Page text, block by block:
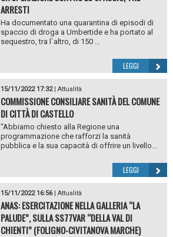
ARRESTI
Ha documentato una quarantina di episodi di
spaccio di droga a Umbertide e ha portato al
sequestro, tra l`altro, di 150 ...
LEGGI
15/11/2022 17:32| Attualità
COMMISSIONE CONSILIARE SANITÀ DEL COMUNE
DI CITTÀ DI CASTELLO
“Abbiamo chiesto alla Regione una
programmazione che rafforzi la sanità
pubblica e la sua capacità di offrire un livello...
LEGGI
15/11/2022 16:56| Attualità
ANAS: ESERCITAZIONE NELLA GALLERIA “LA
PALUDE”, SULLA SS77VAR “DELLA VAL DI
CHIENTI” (FOLIGNO-CIVITANOVA MARCHE)